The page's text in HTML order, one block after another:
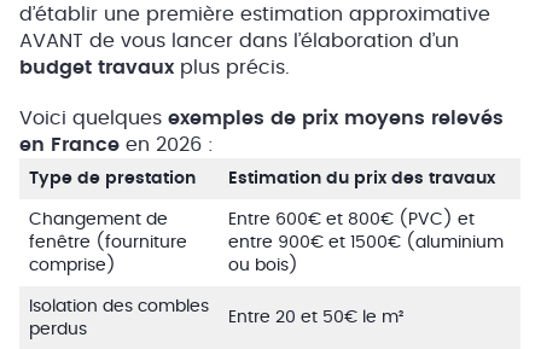
d’établir une première estimation approximative
AVANT de vous lancer dans l’élaboration d’un
budget travaux plus précis.
Voici quelques exemples de prix moyens relevés
en France en 2026 :
Type de prestation Estimation du prix des travaux
Changement de
fenêtre (fourniture
comprise)
Entre 600€ et 800€ (PVC) et
entre 900€ et 1500€ (aluminium
ou bois)
Isolation des combles
perdus
Entre 20 et 50€ le m²